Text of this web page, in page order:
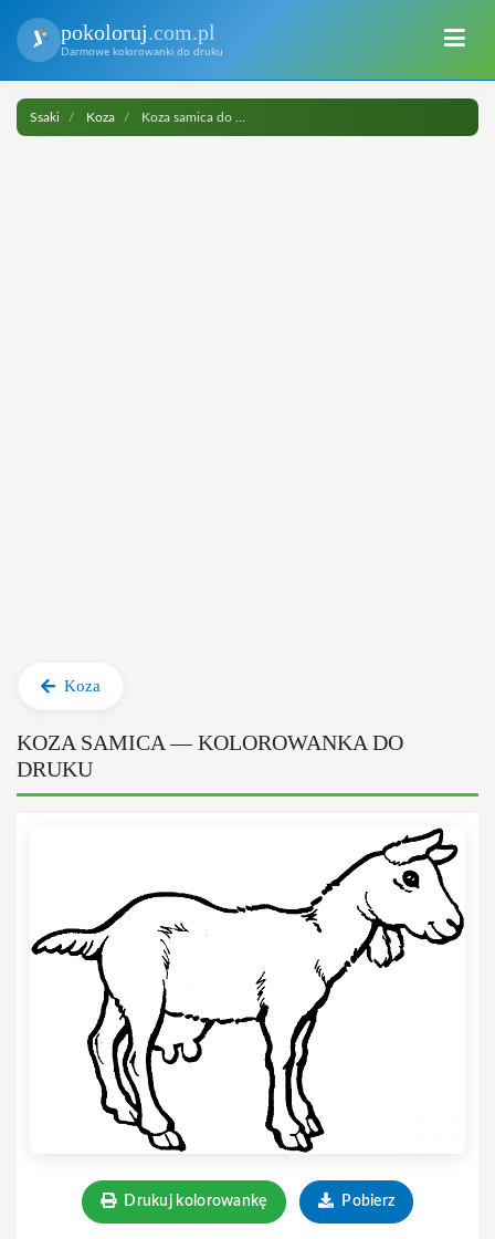
pokoloruj.com.pl
Darmowe kolorowanki do druku
Ssaki Koza Koza samica do druku
Koza
KOZA SAMICA — KOLOROWANKA DO
DRUKU
Drukuj kolorowankę Pobierz